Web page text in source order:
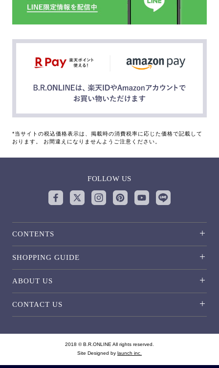
*当サイトの税込価格表示は、掲載時の消費税率に応じた価格で記載して
おります。 お間違えになりませんようご注意ください。
FOLLOW US
CONTENTS
SHOPPING GUIDE
ABOUT US
CONTACT US
2018 © B.R.ONLINE All rights reserved.
Site Designed by launch inc.